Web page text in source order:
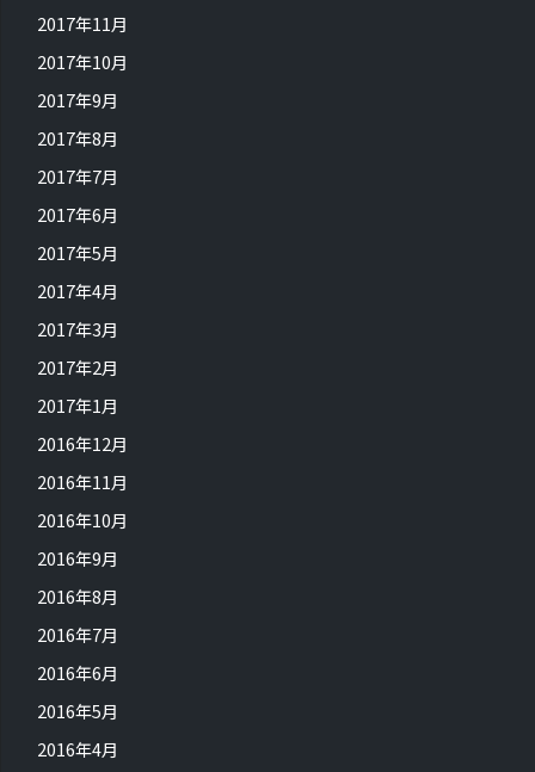
2017年11月
2017年10月
2017年9月
2017年8月
2017年7月
2017年6月
2017年5月
2017年4月
2017年3月
2017年2月
2017年1月
2016年12月
2016年11月
2016年10月
2016年9月
2016年8月
2016年7月
2016年6月
2016年5月
2016年4月